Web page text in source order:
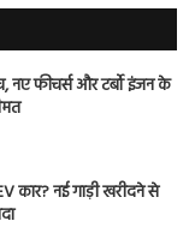
नए फीचर्स और टर्बो इंजन के
कार? नई गाड़ी खरीदने से